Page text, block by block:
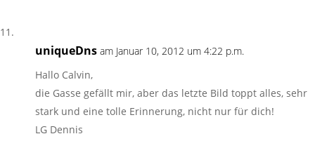
uniqueDns am Januar 10, 2012 um 4:22 p.m.
Hallo Calvin,
die Gasse gefällt mir, aber das letzte Bild toppt alles, sehr
stark und eine tolle Erinnerung, nicht nur für dich!
LG Dennis